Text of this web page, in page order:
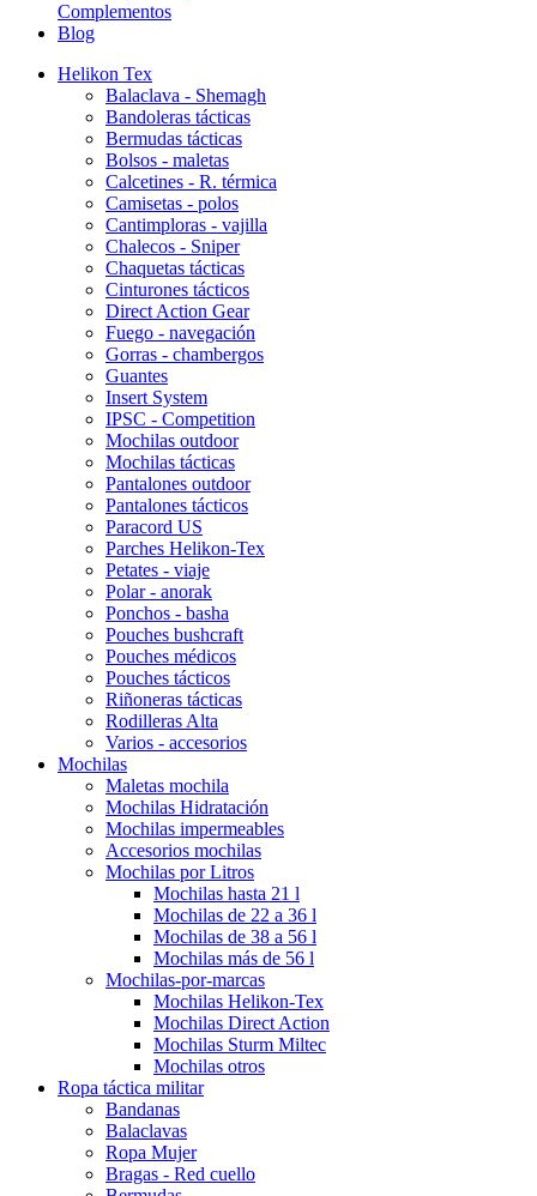
Complementos
Blog
Helikon Tex
Balaclava - Shemagh
Bandoleras tácticas
Bermudas tácticas
Bolsos - maletas
Calcetines - R. térmica
Camisetas - polos
Cantimploras - vajilla
Chalecos - Sniper
Chaquetas tácticas
Cinturones tácticos
Direct Action Gear
Fuego - navegación
Gorras - chambergos
Guantes
Insert System
IPSC - Competition
Mochilas outdoor
Mochilas tácticas
Pantalones outdoor
Pantalones tácticos
Paracord US
Parches Helikon-Tex
Petates - viaje
Polar - anorak
Ponchos - basha
Pouches bushcraft
Pouches médicos
Pouches tácticos
Riñoneras tácticas
Rodilleras Alta
Varios - accesorios
Mochilas
Maletas mochila
Mochilas Hidratación
Mochilas impermeables
Accesorios mochilas
Mochilas por Litros
Mochilas hasta 21 l
Mochilas de 22 a 36 l
Mochilas de 38 a 56 l
Mochilas más de 56 l
Mochilas-por-marcas
Mochilas Helikon-Tex
Mochilas Direct Action
Mochilas Sturm Miltec
Mochilas otros
Ropa táctica militar
Bandanas
Balaclavas
Ropa Mujer
Bragas - Red cuello